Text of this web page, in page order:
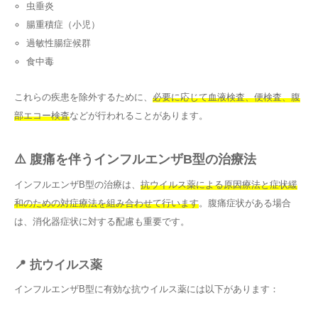
虫垂炎
腸重積症（小児）
過敏性腸症候群
食中毒
これらの疾患を除外するために、 必要に応じて血液検査、便検査、腹
部エコー検査などが行われることがあります。
⚠️ 腹痛を伴うインフルエンザB型の治療法
インフルエンザB型の治療は、 抗ウイルス薬による原因療法と症状緩
和のための対症療法を組み合わせて行います。腹痛症状がある場合
は、消化器症状に対する配慮も重要です。
📍 抗ウイルス薬
インフルエンザB型に有効な抗ウイルス薬には以下があります：